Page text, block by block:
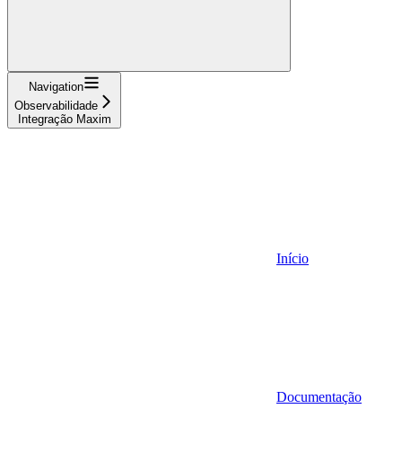
Navigation
Observabilidade
Integração Maxim
Início
Documentação